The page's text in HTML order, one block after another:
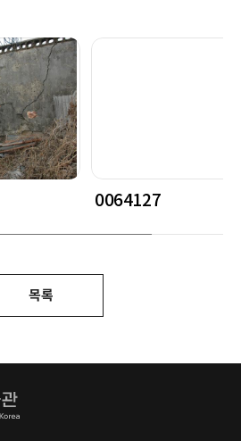
0064127
목록